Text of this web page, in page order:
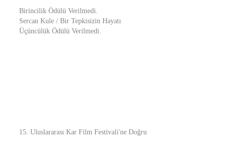
Birincilik Ödülü Verilmedi.
Sercan Kule / Bir Tepkisizin Hayatı
Üçüncülük Ödülü Verilmedi.
15. Uluslararası Kar Film Festivali'ne Doğru